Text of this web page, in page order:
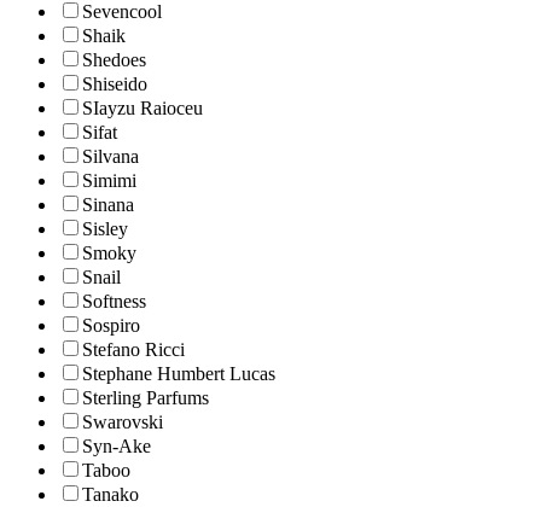
Sevencool
Shaik
Shedoes
Shiseido
SIayzu Raioceu
Sifat
Silvana
Simimi
Sinana
Sisley
Smoky
Snail
Softness
Sospiro
Stefano Ricci
Stephane Humbert Lucas
Sterling Parfums
Swarovski
Syn-Ake
Taboo
Tanako